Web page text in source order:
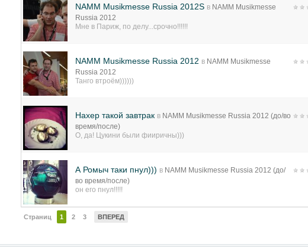
NAMM Musikmesse Russia 2012S в NAMM Musikmesse
Russia 2012
Мне в Париж, по делу...срочно!!!!!!
NAMM Musikmesse Russia 2012 в NAMM Musikmesse
Russia 2012
Танго втроём))))))
Нахер такой завтрак в NAMM Musikmesse Russia 2012 (до/во
время/после)
О, да! Цукини были фииричны)))
А Ромыч таки пнул))) в NAMM Musikmesse Russia 2012 (до/
во время/после)
он его пнул!!!!!
Страниц 1 2 3 ВПЕРЕД